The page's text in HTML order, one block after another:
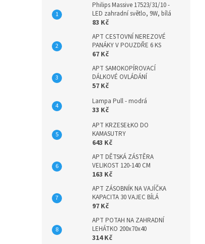
Philips Massive 17523/31/10 -
LED zahradní světlo, 9W, bílá
83 Kč
APT CESTOVNÍ NEREZOVÉ
PANÁKY V POUZDŘE 6 KS
67 Kč
APT SAMOKOPÍROVACÍ
DÁLKOVÉ OVLÁDÁNÍ
57 Kč
Lampa Pull - modrá
33 Kč
APT KRZESEŁKO DO
KAMASUTRY
643 Kč
APT DĚTSKÁ ZÁSTĚRA
VELIKOST 120-140 CM
163 Kč
APT ZÁSOBNÍK NA VAJÍČKA
KAPACITA 30 VAJEC BÍLÁ
97 Kč
APT POTAH NA ZAHRADNÍ
LEHÁTKO 200x70x40
314 Kč